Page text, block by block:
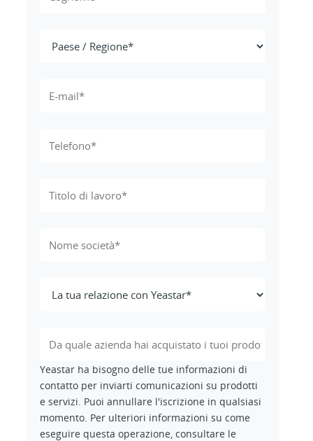
Yeastar ha bisogno delle tue informazioni di
contatto per inviarti comunicazioni su prodotti
e servizi. Puoi annullare l'iscrizione in qualsiasi
momento. Per ulteriori informazioni su come
eseguire questa operazione, consultare le